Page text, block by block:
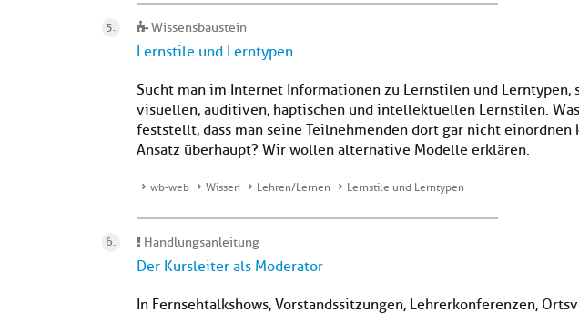
Wissensbaustein
Lernstile und Lerntypen
Sucht man im Internet Informationen zu Lernstilen und Lerntypen,
visuellen, auditiven, haptischen und intellektuellen Lernstilen.
feststellt, dass man seine Teilnehmenden dort gar nicht einordnen
Ansatz überhaupt? Wir wollen alternative Modelle erklären.
wb-web Wissen Lehren/Lernen Lernstile und Lerntypen
Handlungsanleitung
Der Kursleiter als Moderator
In Fernsehtalkshows, Vorstandssitzungen, Lehrerkonferenzen,